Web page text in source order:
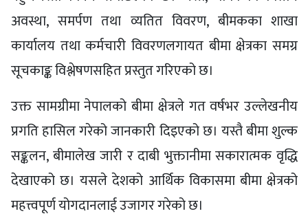
अवस्था, समर्पण तथा व्यतित विवरण, बीमकका शाखा
कार्यालय तथा कर्मचारी विवरणलगायत बीमा क्षेत्रका समग्र
सूचकाङ्क विश्लेषणसहित प्रस्तुत गरिएको छ।
उक्त सामग्रीमा नेपालको बीमा क्षेत्रले गत वर्षभर उल्लेखनीय
प्रगति हासिल गरेको जानकारी दिइएको छ। यस्तै बीमा शुल्क
सङ्कलन, बीमालेख जारी र दाबी भुक्तानीमा सकारात्मक वृद्धि
देखाएको छ। यसले देशको आर्थिक विकासमा बीमा क्षेत्रको
महत्त्वपूर्ण योगदानलाई उजागर गरेको छ।